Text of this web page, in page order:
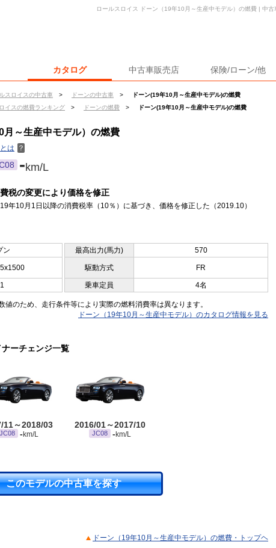
カタログ 中古車販売店 保険/ローン/他
スロイスの中古車 > ドーンの中古車 >
ドーン(19年10月～生産中モデル)の燃費
イスの燃費ランキング > ドーンの燃費 > ドーン(19年10月～生産中モデル)の燃費
ロールスロイス ドーン（19年10月～生産中モデル）の燃費 | 中
月～生産中モデル）の燃費
は ？
-km/L
税の変更により価格を修正
年10月1日以降の消費税率（10％）に基づき、価格を修正した（2019.10）
ン 最高出力(馬力)
570
駆動方式 FR
乗車定員 4名
のため、走行条件等により実際の燃料消費率は異なります。
ドーン（19年10月～生産中モデル）のカタログ情報を見る
ナーチェンジ一覧
11～2018/03
JC08 - km/L
2016/01～2017/10
JC08 - km/L
このモデルの中古車を探す
ドーン（19年10月～生産中モデル）の燃費・トップヘ